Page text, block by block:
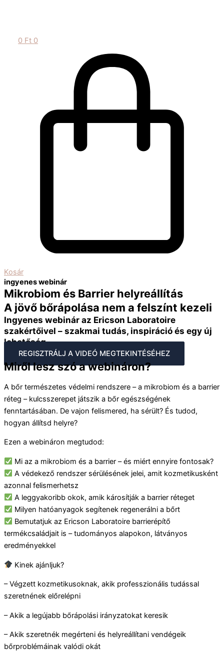
0 Ft 0
Kosár
ingyenes webinár
Mikrobiom és Barrier helyreállítás
A jövő bőrápolása nem a felszínt kezeli
Ingyenes webináraz Ericson Laboratoire
szakértőivel – szakmai tudás, inspiráció és egy új
lehetőség.
REGISZTRÁLJ A VIDEÓ MEGTEKINTÉSÉHEZ
Miről lesz szó a webináron?
A bőr természetes védelmi rendszere – a mikrobiom és a barrier
réteg – kulcsszerepet játszik a bőr egészségének
fenntartásában. De vajon felismered, ha sérült? És tudod,
hogyan állítsd helyre?
Ezen a webináron megtudod:
Mi az a mikrobiom és a barrier – és miért ennyire fontosak?
A védekező rendszer sérülésének jelei, amit kozmetikusként
azonnal felismerhetsz
A leggyakoribb okok, amik károsítják a barrier réteget
Milyen hatóanyagok segítenek regenerálni a bőrt
Bemutatjuk az Ericson Laboratoire barrierépítő
termékcsaládjait is – tudományos alapokon, látványos
eredményekkel
Kinek ajánljuk?
– Végzett kozmetikusoknak, akik professzionális tudással
szeretnének előrelépni
– Akik a legújabb bőrápolási irányzatokat keresik
– Akik szeretnék megérteni és helyreállítani vendégeik
bőrproblémáinak valódi okát